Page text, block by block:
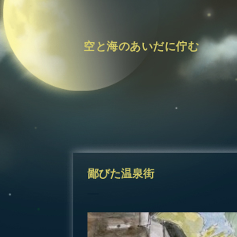
空と海のあいだに佇む
鄙びた温泉街